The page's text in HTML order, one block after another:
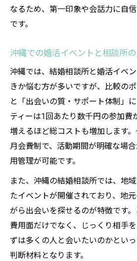
なるため、第一印象や会話力に自
です。
沖縄での婚活イベントと相談所
沖縄では、結婚相談所と婚活イベ
きか悩む方が多いですが、比較のポ
と「出会いの質・サポート体制」
ティーは1回あたり数千円の参加費
増えるほど総コストも増加します
月会費制で、活動期間が明確な場
用管理が可能です。
また、沖縄の結婚相談所では、地
たイベントが開催されており、地
がら出会いを探せるのが特徴です。
費用面だけでなく、じっくり相手
ずは多くの人と会いたいのかとい
判断材料となります。